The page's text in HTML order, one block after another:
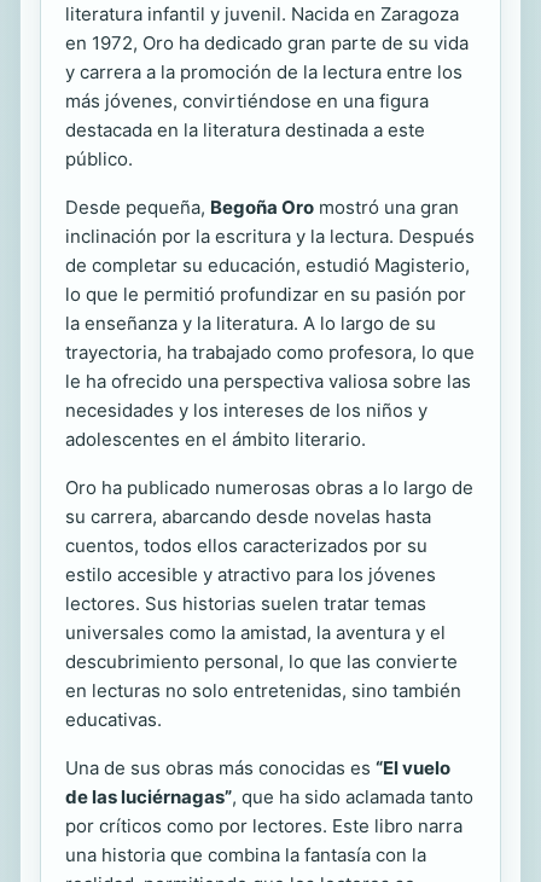
literatura infantil y juvenil. Nacida en Zaragoza
en 1972, Oro ha dedicado gran parte de su vida
y carrera a la promoción de la lectura entre los
más jóvenes, convirtiéndose en una figura
destacada en la literatura destinada a este
público.
Desde pequeña, Begoña Oro mostró una gran
inclinación por la escritura y la lectura. Después
de completar su educación, estudió Magisterio,
lo que le permitió profundizar en su pasión por
la enseñanza y la literatura. A lo largo de su
trayectoria, ha trabajado como profesora, lo que
le ha ofrecido una perspectiva valiosa sobre las
necesidades y los intereses de los niños y
adolescentes en el ámbito literario.
Oro ha publicado numerosas obras a lo largo de
su carrera, abarcando desde novelas hasta
cuentos, todos ellos caracterizados por su
estilo accesible y atractivo para los jóvenes
lectores. Sus historias suelen tratar temas
universales como la amistad, la aventura y el
descubrimiento personal, lo que las convierte
en lecturas no solo entretenidas, sino también
educativas.
Una de sus obras más conocidas es “El vuelo
de las luciérnagas”, que ha sido aclamada tanto
por críticos como por lectores. Este libro narra
una historia que combina la fantasía con la